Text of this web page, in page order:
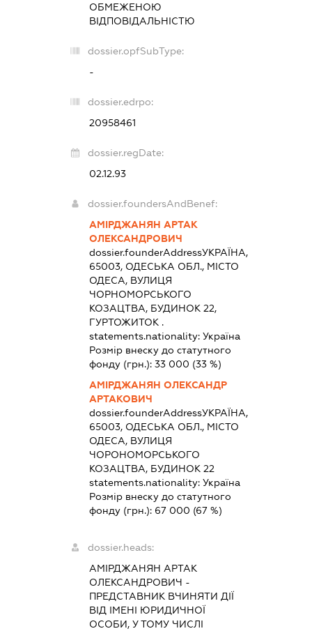
ОБМЕЖЕНОЮ
ВІДПОВІДАЛЬНІСТЮ
dossier.opfSubType:
-
dossier.edrpo:
20958461
dossier.regDate:
02.12.93
dossier.foundersAndBenef:
АМІРДЖАНЯН АРТАК
ОЛЕКСАНДРОВИЧ
dossier.founderAddressУКРАЇНА,
65003, ОДЕСЬКА ОБЛ., МІСТО
ОДЕСА, ВУЛИЦЯ
ЧОРНОМОРСЬКОГО
КОЗАЦТВА, БУДИНОК 22,
ГУРТОЖИТОК .
statements.nationality: Україна
Розмір внеску до статутного
фонду (грн.): 33 000 (33 %)
АМІРДЖАНЯН ОЛЕКСАНДР
АРТАКОВИЧ
dossier.founderAddressУКРАЇНА,
65003, ОДЕСЬКА ОБЛ., МІСТО
ОДЕСА, ВУЛИЦЯ
ЧОРОНОМОРСЬКОГО
КОЗАЦТВА, БУДИНОК 22
statements.nationality: Україна
Розмір внеску до статутного
фонду (грн.): 67 000 (67 %)
dossier.heads:
АМІРДЖАНЯН АРТАК
ОЛЕКСАНДРОВИЧ -
ПРЕДСТАВНИК ВЧИНЯТИ ДІЇ
ВІД ІМЕНІ ЮРИДИЧНОЇ
ОСОБИ, У ТОМУ ЧИСЛІ